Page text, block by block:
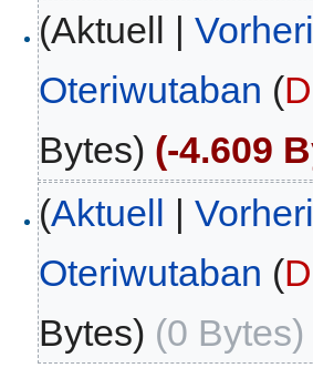
(Aktuell |
Oteriwutaban (
Bytes) (-4.609
(Aktuell |
Oteriwutaban (
Bytes) (0 Bytes)